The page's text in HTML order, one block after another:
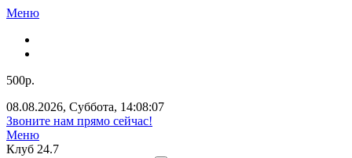
Меню
500р.
08.08.2026, Суббота, 14:08:07
Звоните нам прямо сейчас!
Меню
Клуб 24.7